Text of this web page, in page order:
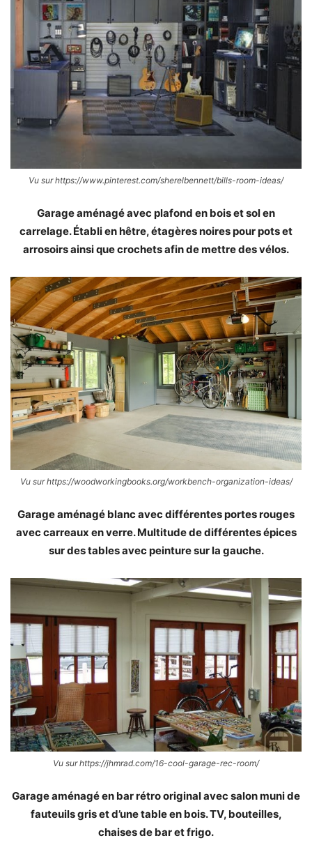
Vu sur https://www.pinterest.com/sherelbennett/bills-room-ideas/
Garage aménagé avec plafond en bois et sol en
carrelage. Établi en hêtre, étagères noires pour pots et
arrosoirs ainsi que crochets afin de mettre des vélos.
Vu sur https://woodworkingbooks.org/workbench-organization-ideas/
Garage aménagé blanc avec différentes portes rouges
avec carreaux en verre. Multitude de différentes épices
sur des tables avec peinture sur la gauche.
Vu sur https://jhmrad.com/16-cool-garage-rec-room/
Garage aménagé en bar rétro original avec salon muni de
fauteuils gris et d’une table en bois. TV, bouteilles,
chaises de bar et frigo.